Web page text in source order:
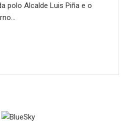
polo Alcalde Luis Piña e o